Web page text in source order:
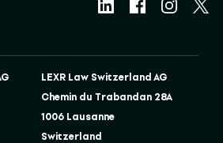
LEXR Law Switzerland AG
Chemin du Trabandan 28A
1006 Lausanne
Switzerland